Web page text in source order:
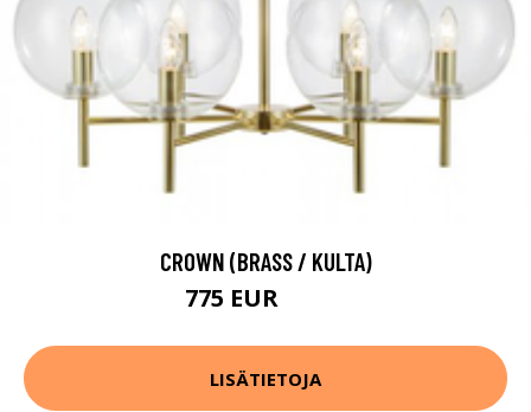
CROWN (BRASS / KULTA)
775 EUR
LISÄTIETOJA